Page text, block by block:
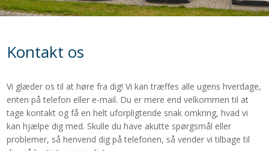
Kontakt os
​​Vi glæder os til at høre fra dig! Vi kan træffes alle ugens hverdage,
enten på telefon eller e-mail. Du er mere end velkommen til at
tage kontakt og få en helt uforpligtende snak omkring, hvad vi
kan hjælpe dig med. Skulle du have akutte spørgsmål eller
problemer, så henvend dig på telefonen, så vender vi tilbage til